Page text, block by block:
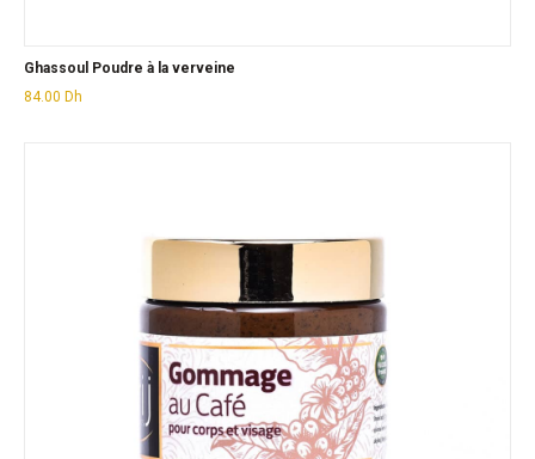
Ghassoul Poudre à la verveine
84.00 Dh